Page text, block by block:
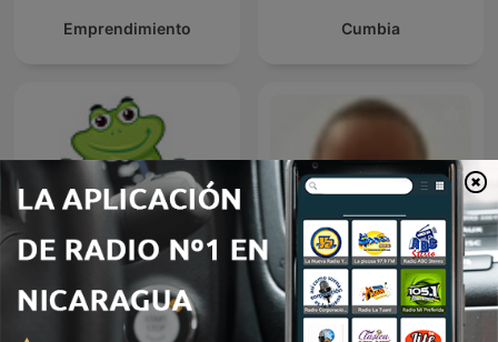
Emprendimiento Cumbia
Cuentos para niños Q